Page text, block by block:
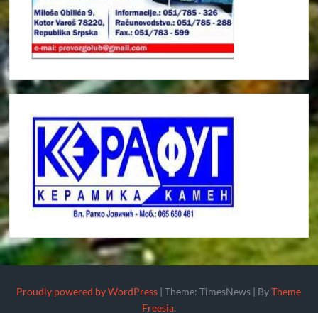
Proudly powered by WordPress |Theme: TimesNews | ByTheme
Freesia.